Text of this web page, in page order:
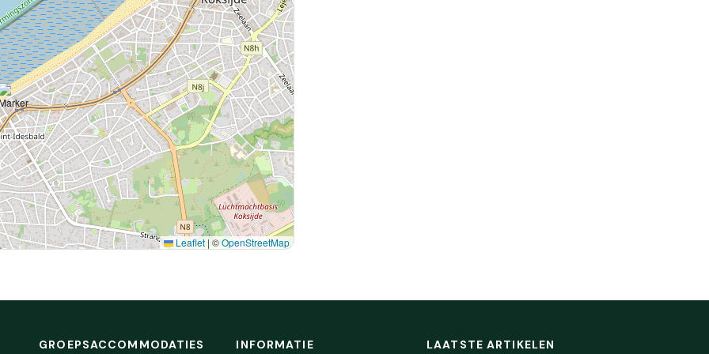
Leaflet |©OpenStreetMap
GROEPSACCOMMODATIES INFORMATIE LAATSTE ARTIKELEN